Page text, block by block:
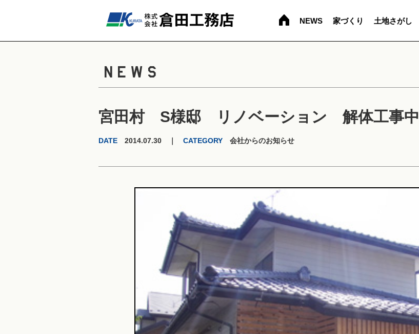
NEWS 家づくり 土地さがし
NEWS
宮田村 S様邸 リノベーション 解体工事中
DATE 2014.07.30 ｜ CATEGORY 会社からのお知らせ